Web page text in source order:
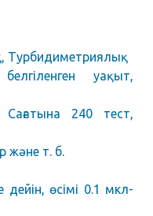
Турбидиметриялық
уақыт,
240 тест,
және т. б.
өсімі 0.1 мкл-